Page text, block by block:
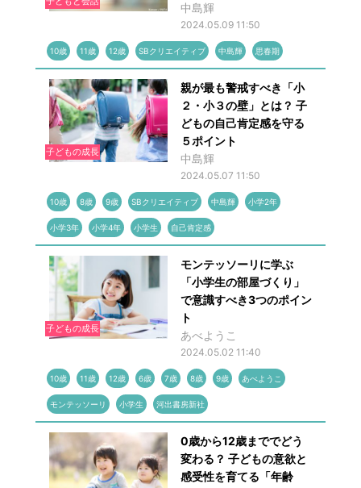
中島輝
2024.05.09 11:50
10歳 11歳 12歳 SBクリエイティブ 中島輝 思春期
子どもの成長
親が最も警戒すべき「小
２・小３の壁」とは？ 子
どもの自己肯定感を守る
５ポイント
中島輝
2024.05.07 11:50
10歳 8歳 9歳 SBクリエイティブ 中島輝 小学2年
小学3年 小学4年 小学生 自己肯定感
子どもの成長
モンテッソーリに学ぶ
「小学生の部屋づくり」
で意識すべき3つのポイン
ト
あべようこ
2024.05.02 11:40
10歳 11歳 12歳 6歳 7歳 8歳 9歳 あべようこ
モンテッソーリ 小学生 河出書房新社
0歳から12歳まででどう
変わる？ 子どもの意欲と
感受性を育てる「年齢